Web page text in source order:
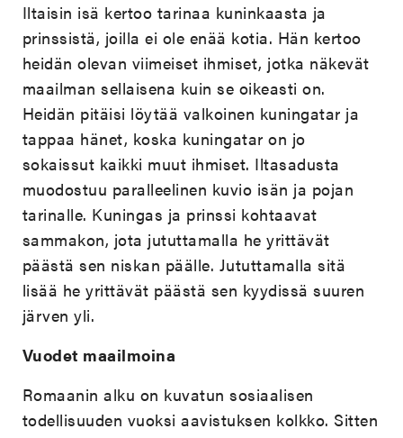
Iltaisin isä kertoo tarinaa kuninkaasta ja
prinssistä, joilla ei ole enää kotia. Hän kertoo
heidän olevan viimeiset ihmiset, jotka näkevät
maailman sellaisena kuin se oikeasti on.
Heidän pitäisi löytää valkoinen kuningatar ja
tappaa hänet, koska kuningatar on jo
sokaissut kaikki muut ihmiset. Iltasadusta
muodostuu paralleelinen kuvio isän ja pojan
tarinalle. Kuningas ja prinssi kohtaavat
sammakon, jota jututtamalla he yrittävät
päästä sen niskan päälle. Jututtamalla sitä
lisää he yrittävät päästä sen kyydissä suuren
järven yli.
Vuodet maailmoina
Romaanin alku on kuvatun sosiaalisen
todellisuuden vuoksi aavistuksen kolkko. Sitten